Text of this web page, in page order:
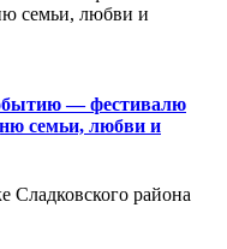
— фестивалю
семьи, любви и
Сладковского района